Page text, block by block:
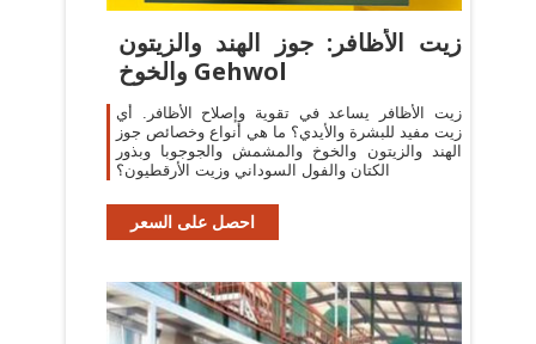
زيت الأظافر: جوز الهند والزيتون
والخوخ Gehwol
زيت الأظافر يساعد في تقوية وإصلاح الأظافر. أي
زيت مفيد للبشرة والأيدي؟ ما هي أنواع وخصائص جوز
الهند والزيتون والخوخ والمشمش والجوجوبا وبذور
الكتان والفول السوداني وزيت الأرقطيون؟
احصل على السعر